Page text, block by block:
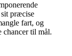
præcise
fart, og
chancer til mål.